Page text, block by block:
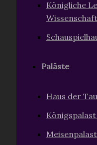
Königliche
Paläste
Haus der